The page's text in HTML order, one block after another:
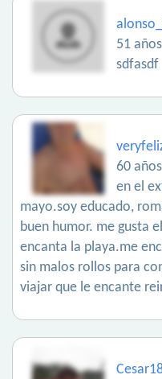
51
sdfasdf
60
en el
mayo.soy educado,
buen humor. me gusta
encanta la playa.me
sin malos rollos para
viajar que le encante